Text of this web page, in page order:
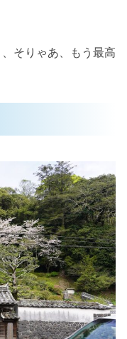
そりゃあ、もう最高